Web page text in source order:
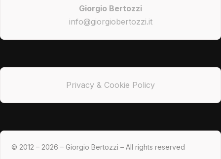
Giorgio Bertozzi
info@giorgiobertozzi.it
Privacy & Cookie Policy
© 2012 – 2026 – Giorgio Bertozzi – All rights reserved